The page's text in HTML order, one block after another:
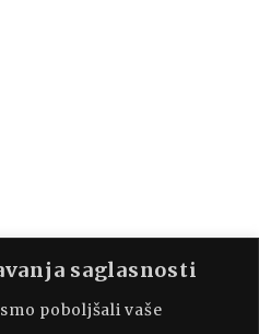
saglasnosti
poboljšali vaše